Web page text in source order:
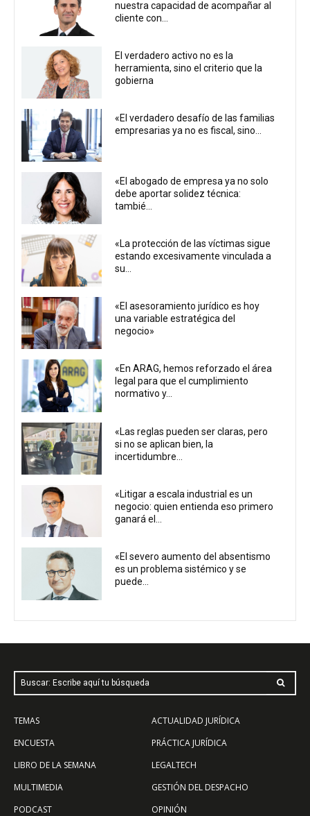
nuestra capacidad de acompañar al
cliente con...
El verdadero activo no es la
herramienta, sino el criterio que la
gobierna
«El verdadero desafío de las familias
empresarias ya no es fiscal, sino...
«El abogado de empresa ya no solo
debe aportar solidez técnica:
tambié...
«La protección de las víctimas sigue
estando excesivamente vinculada a
su...
«El asesoramiento jurídico es hoy
una variable estratégica del
negocio»
«En ARAG, hemos reforzado el área
legal para que el cumplimiento
normativo y...
«Las reglas pueden ser claras, pero
si no se aplican bien, la
incertidumbre...
«Litigar a escala industrial es un
negocio: quien entienda eso primero
ganará el...
«El severo aumento del absentismo
es un problema sistémico y se
puede...
Buscar: Escribe aquí tu búsqueda
TEMAS
ENCUESTA
LIBRO DE LA SEMANA
MULTIMEDIA
PODCAST
ACTUALIDAD JURÍDICA
PRÁCTICA JURÍDICA
LEGALTECH
GESTIÓN DEL DESPACHO
OPINIÓN